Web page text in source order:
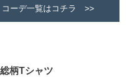
ーデ一覧はコチラ >>
柄Tシャツ